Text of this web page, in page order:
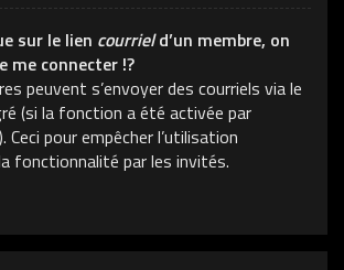
sur le lien courrield’un membre, on
me connecter !?
peuvent s’envoyer des courriels via le
(si la fonction a été activée par
Ceci pour empêcher l’utilisation
fonctionnalité par les invités.